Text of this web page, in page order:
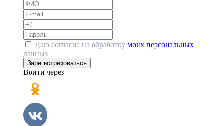
Даю согласие на обработку моих персональных
данных
Зарегистрироваться
Войти через